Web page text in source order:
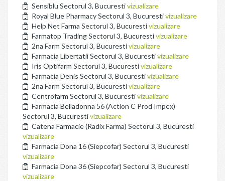
Sensiblu Sectorul 3, Bucurestivizualizare
Royal Blue Pharmacy Sectorul 3, Bucurestivizualizare
Help Net Farma Sectorul 3, Bucurestivizualizare
Farmatop Trading Sectorul 3, Bucurestivizualizare
2na Farm Sectorul 3, Bucurestivizualizare
Farmacia Libertatii Sectorul 3, Bucurestivizualizare
Iris Optifarm Sectorul 3, Bucurestivizualizare
Farmacia Denis Sectorul 3, Bucurestivizualizare
2na Farm Sectorul 3, Bucurestivizualizare
Centrofarm Sectorul 3, Bucurestivizualizare
Farmacia Belladonna 56 (Action C Prod Impex)
Sectorul 3, Bucurestivizualizare
Catena Farmacie (Radix Farma) Sectorul 3, Bucuresti
vizualizare
Farmacia Dona 16 (Siepcofar) Sectorul 3, Bucuresti
vizualizare
Farmacia Dona 36 (Siepcofar) Sectorul 3, Bucuresti
vizualizare